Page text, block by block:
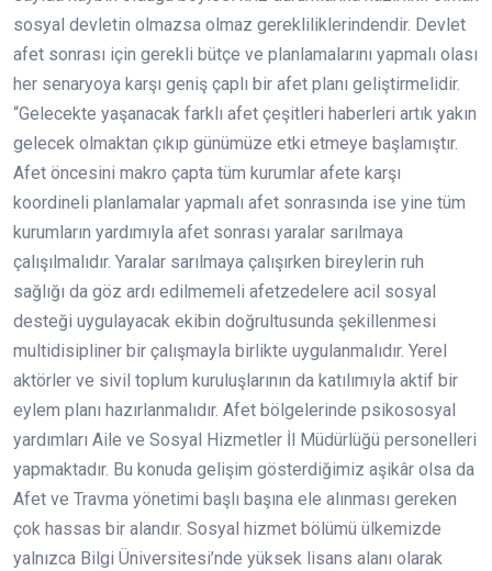
sosyal devletin olmazsa olmaz gerekliliklerindendir. Devlet
afet sonrası için gerekli bütçe ve planlamalarını yapmalı olası
her senaryoya karşı geniş çaplı bir afet planı geliştirmelidir.
“Gelecekte yaşanacak farklı afet çeşitleri haberleri artık yakın
gelecek olmaktan çıkıp günümüze etki etmeye başlamıştır.
Afet öncesini makro çapta tüm kurumlar afete karşı
koordineli planlamalar yapmalı afet sonrasında ise yine tüm
kurumların yardımıyla afet sonrası yaralar sarılmaya
çalışılmalıdır. Yaralar sarılmaya çalışırken bireylerin ruh
sağlığı da göz ardı edilmemeli afetzedelere acil sosyal
desteği uygulayacak ekibin doğrultusunda şekillenmesi
multidisipliner bir çalışmayla birlikte uygulanmalıdır. Yerel
aktörler ve sivil toplum kuruluşlarının da katılımıyla aktif bir
eylem planı hazırlanmalıdır. Afet bölgelerinde psikososyal
yardımları Aile ve Sosyal Hizmetler İl Müdürlüğü personelleri
yapmaktadır. Bu konuda gelişim gösterdiğimiz aşikâr olsa da
Afet ve Travma yönetimi başlı başına ele alınması gereken
çok hassas bir alandır. Sosyal hizmet bölümü ülkemizde
yalnızca Bilgi Üniversitesi’nde yüksek lisans alanı olarak